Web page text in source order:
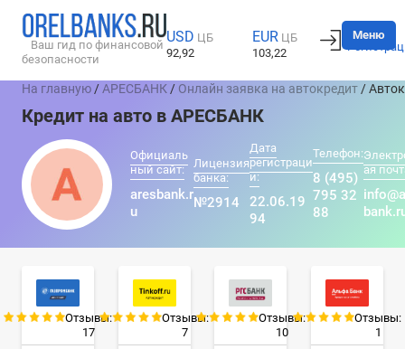
Ваш гид по финансовой
безопасности
USD ЦБ
92,92
EUR ЦБ
103,22
Вход
Меню
На главную /АРЕСБАНК / Онлайн заявка на автокредит /
Кредит на авто в АРЕСБАНК
Официаль
ный сайт:
aresbank.r
u
Лицензия
банка:
№2914
Дата
регистраци
и:
22.06.19
94
Телефон:
8 (495)
795 32
88
ая
Отзывы:
17
Отзывы:
7
Отзывы:
10
Отзывы:
1